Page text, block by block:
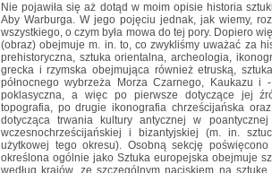
Nie pojawiła się aż dotąd w moim opisie historia
Aby Warburga. W jego pojęciu jednak, jak wiemy,
wszystkiego, o czym była mowa do tej pory. Dopiero
(obraz) obejmuje m. in. to, co zwykliśmy uważać za
prehistoryczna, sztuka orientalna, archeologia,
grecka i rzymska obejmująca również etruską,
północnego wybrzeża Morza Czarnego, Kaukazu
poklasyczna, a więc po pierwsze dotyczące jej
topografia, po drugie ikonografia chrześcijańska
dotycząca trwania kultury antycznej w
wczesnochrześcijańskiej i bizantyjskiej (m. in.
użytkowej tego okresu). Osobną sekcję
określona ogólnie jako Sztuka europejska obejmuje
według krajów, ze szczególnym naciskiem na